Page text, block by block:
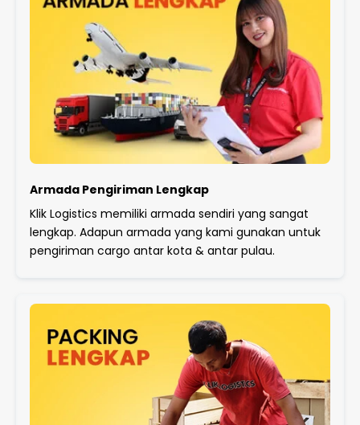
Armada Pengiriman Lengkap
Klik Logistics memiliki armada sendiri yang sangat
lengkap. Adapun armada yang kami gunakan untuk
pengiriman cargo antar kota & antar pulau.